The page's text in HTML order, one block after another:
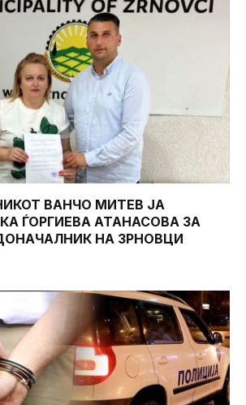
ВАНЧО МИТЕВ ЈА
ЃОРГИЕВА АТАНАСОВА ЗА
НА ЗРНОВЦИ